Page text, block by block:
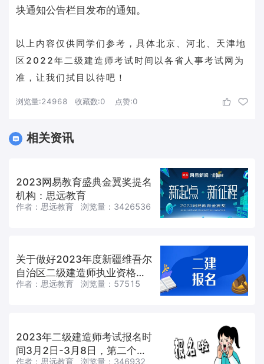
块通知公告栏目发布的通知。
以上内容仅供同学们参考，具体北京、河北、天津地
区2022年二级建造师考试时间以各省人事考试网为
准，让我们拭目以待吧！
浏览量:24968 收藏数:0 点赞:0
相关资讯
2023网易教育盛典金翼奖提名
机构：思远教育
作者： 思远教育浏览量： 3426536
关于做好2023年度新疆维吾尔
自治区二级建造师执业资格考
试考务工作的通知
作者： 思远教育浏览量： 57515
2023年二级建造师考试报名时
间3月2日-3月8日，第二个是
作者： 思远教育浏览量： 346932